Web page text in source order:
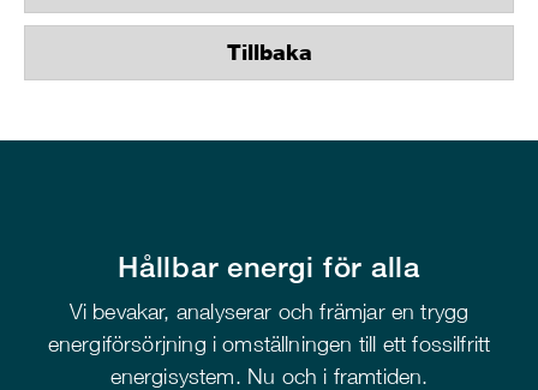
Tillbaka
Hållbar energi för alla
Vi bevakar, analyserar och främjar en trygg
energiförsörjning i omställningen till ett fossilfritt
energisystem. Nu och i framtiden.